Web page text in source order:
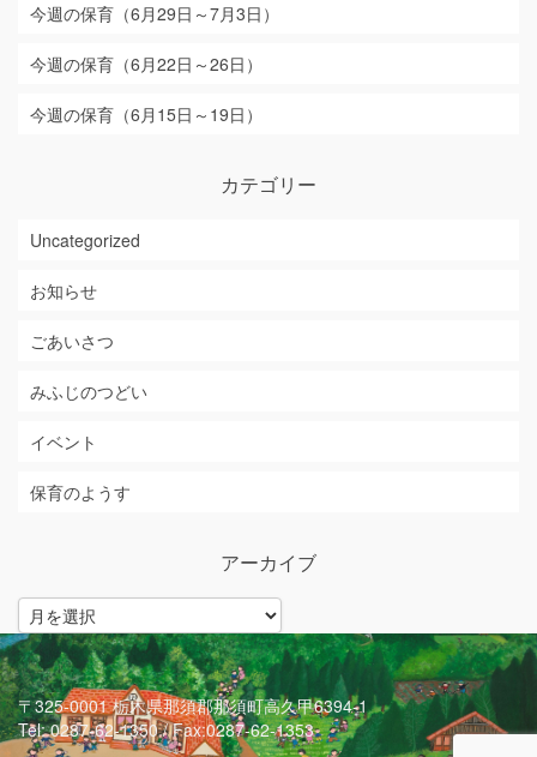
今週の保育（6月29日～7月3日）
今週の保育（6月22日～26日）
今週の保育（6月15日～19日）
カテゴリー
Uncategorized
お知らせ
ごあいさつ
みふじのつどい
イベント
保育のようす
アーカイブ
ア
ー
カ
イ
ブ
〒325-0001 栃木県那須郡那須町高久甲6394-1
Tel: 0287-62-1350 / Fax:0287-62-1353